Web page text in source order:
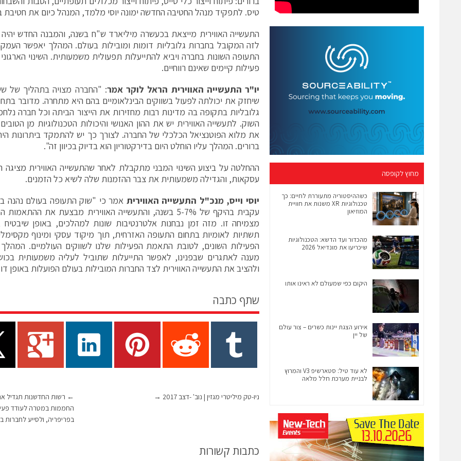
טיס. לתפקיד מנהל החטיבה החדשה ימונה יוסי מלמד, המנהל כיום את חטיבת
התעשייה האווירית מייצאת בכעשרה מיליארד ש"ח בשנה, והמבנה החדש יהיה
לזה המקובל בחברות גלובליות דומות ומובילות בעולם. המהלך יאפשר העמקת
התעופה השונות בחברה ויביא להתייעלות תפעולית משמעותית. השינוי
פעילות קיימים שאינם רווחיים.
יו"ר התעשייה האווירית הראל לוקר אמר: "החברה מצויה בתהליך של
שיחזק את יכולתה לפעול בשווקים הבינלאומיים בהם היא מתחרה. מדובר
גלובליות בתקופה בה מדינות רבות מחזירות את הייצור הביתה וכל חברה
השוק. לתעשייה האווירית יש את ההון האנושי והיכולות הטכנולוגיות מן
את מלוא הפוטנציאל הכלכלי של החברה. לצורך כך יש להתמקד ביתרונות
ברורים. המהלך עליו הוחלט היום בדירקטוריון הוא בדיוק בכיוון זה".
ההחלטה על ביצוע השינוי המבני מתקבלת לאחר שהתעשייה האווירית
עסקאות, והגדילה משמעותית את צבר ההזמנות שלה לשיא כל הזמנים.
יוסי וייס, מנכ"ל התעשייה האווירית אמר כי "שוק התעופה בעולם נהנה
עקבית בהיקף של 5-7% בשנה, והתעשייה האווירית מבצעת את
מצמיחה זו. מזה זמן נבחנות אלטרנטיבות שונות למהלכים, באופן שיבטיח
תשתיות לאומיות בתחום התעופה האזרחית, תוך מיקוד עסקי ומינוף
הפעילות השונים, לטובת התאמת הפעילות שלנו לשווקים העולמיים.
מענה לאתגרים שבפנינו, לאפשר התייעלות שתוביל לעליה משמעותית
ולהציב את התעשייה האווירית לצד החברות המובילות בעולם הפועלות באופן
שתף כתבה
← רשות החדשנות תגדיל
החממות במטרה לעודד
בפריפריה, ולסייע לחברות
ניו-טק מיליטרי מגזין | נוב' -דצב 2017 →
כתבות קשורות
מחוץ לקופסה
כשההיסטוריה מתעוררת לחיים: כך
טכנולוגיות XR משנות את חוויית
המוזיאון
מהכדור ועד הדשא: הטכנולוגיות
שיכריעו את מונדיאל 2026
היקום כפי שמעולם לא ראינו אותו
אירוע הצגת יינות כשרים – צור עולם
של יין
לא עוד טיל: סטארשיפ V3 והמרוץ
לבניית מערכת חלל מלאה